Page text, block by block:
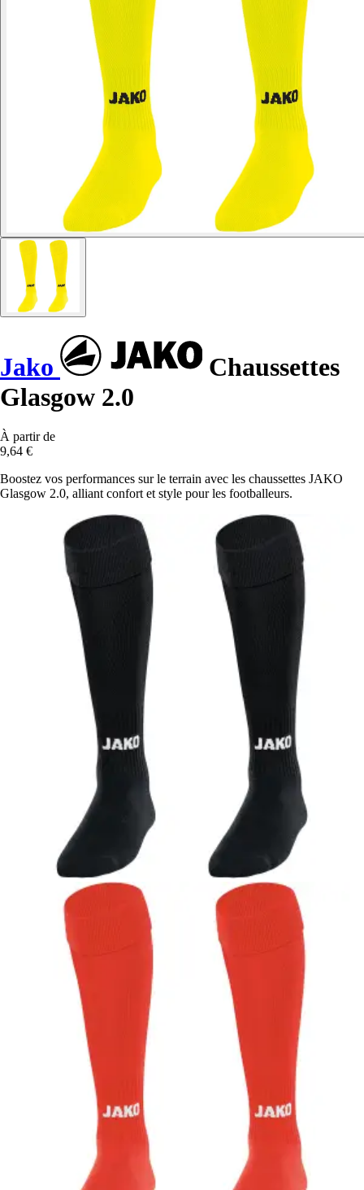
Jako
Chaussettes
Glasgow 2.0
À partir de
9,64 €
Boostez vos performances sur le terrain avec les chaussettes JAKO
Glasgow 2.0, alliant confort et style pour les footballeurs.